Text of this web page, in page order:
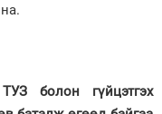
ТУЗ болон гүйцэтгэх